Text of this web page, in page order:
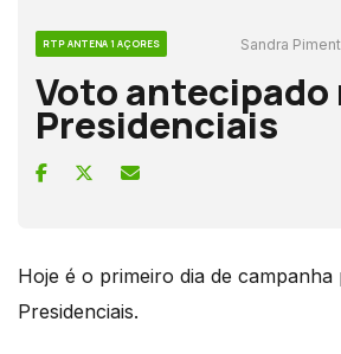
RTP ANTENA 1 AÇORES Sandra
Voto antecipado
Presidenciais
Hoje é o primeiro dia de campanha
Presidenciais.